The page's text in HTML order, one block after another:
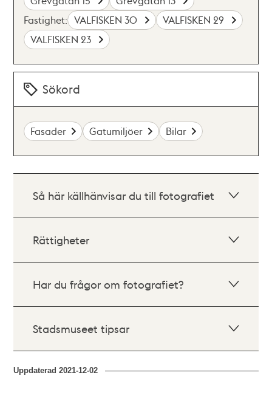
Fastighet: VALFISKEN 30
VALFISKEN 29
VALFISKEN 23
Sökord
Fasader Gatumiljöer Bilar
Så här källhänvisar du till fotografiet
Rättigheter
Har du frågor om fotografiet?
Stadsmuseet tipsar
Uppdaterad2021-12-02